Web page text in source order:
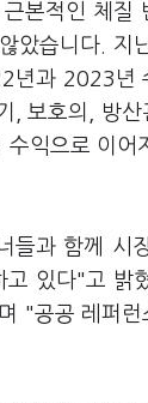
본적인 체질
았습니다. 지
과 2023년
, 보호의, 방산
익으로 이어
과 함께 시
있다"고 밝
"공공 레퍼